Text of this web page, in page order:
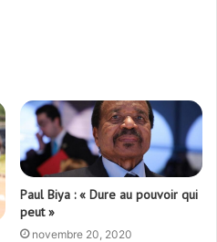
Paul Biya : « Dure au pouvoir qui
peut »
novembre 20, 2020